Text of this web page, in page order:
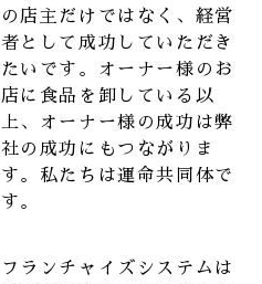
の店主だけではなく、経営
者として成功していただき
たいです。オーナー様のお
店に食品を卸している以
上、オーナー様の成功は弊
社の成功にもつながりま
す。私たちは運命共同体で
す。
フランチャイズシステムは